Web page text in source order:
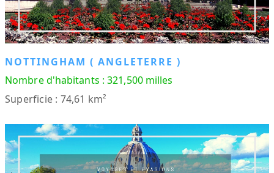
NOTTINGHAM ( ANGLETERRE )
Nombre d'habitants : 321,500 milles
Superficie : 74,61 km²